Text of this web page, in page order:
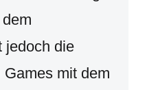
jedoch die
mit dem